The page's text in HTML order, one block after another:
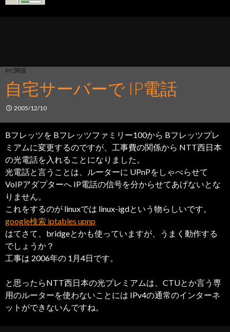
PC関係
自宅サーバーで IP電話
2005/12/10
Bフレッツを Bフレッツファミリー100から Bフレッツプレ
ミアムに変更するのですが、工事費の関係から NTT西日本
の光電話を入れることになりました。
光電話と言うことは、ルーターに UPnPをしゃべらせて
VoIPアダプターへ IP電話の信号を分からせてあげないとな
りません。
これをするのが linuxでは linux-igdという物らしいです。
google検索 iptables upnp
はてさて、bridgeとかも使っていますが、うまく動作する
でしょうか？
工事は 2006年の 1月4日です。
と思ったらNTT西日本の光プレミアムは、CTUとか言う専
用のルーターを使わないことには IPv4の通常のインターネ
ットができないんですね。